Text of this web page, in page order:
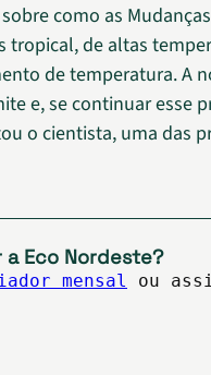
como as
tropical, de altas
de temperatura. A
e, se continuar esse
o cientista, uma das
a Eco Nordeste?
mensal
ou